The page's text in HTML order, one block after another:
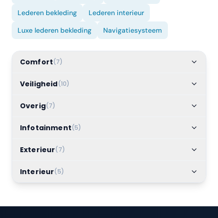
Lederen bekleding
Lederen interieur
Luxe lederen bekleding
Navigatiesysteem
Comfort(7)
Veiligheid(10)
Overig(7)
Infotainment(5)
Exterieur(7)
Interieur(5)